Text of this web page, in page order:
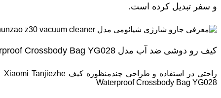
و سفر تبدیل کرده است.
کیف رو دوشی ضد آب مدل Xiaomi Tanjiezhe Waterproof Crossbody Bag YG028
راحتی در استفاده و طراحی چندمنظوره کیف Xiaomi Tanjiezhe
Waterproof Crossbody Bag YG028